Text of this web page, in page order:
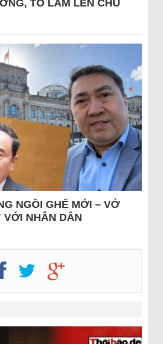
TÔ LÂM LÊN CHỦ
NGỒI GHẾ MỚI – VỞ
VỚI NHÂN DÂN